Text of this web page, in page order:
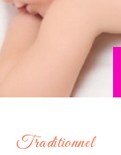
Traditionnel